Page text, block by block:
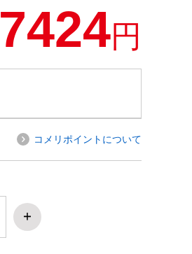
7424円
コメリポイントについて